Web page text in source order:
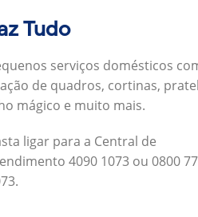
Tudo
serviços domésticos
de quadros, cortinas,
mágico e muito mais.
ligar para a Central de
4090 1073 ou 0800